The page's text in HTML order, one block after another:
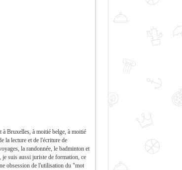
à Bruxelles, à moitié belge, à moitié
la lecture et de l'écriture de
la randonnée, le badminton et
suis aussi juriste de formation, ce
obsession de l'utilisation du "mot